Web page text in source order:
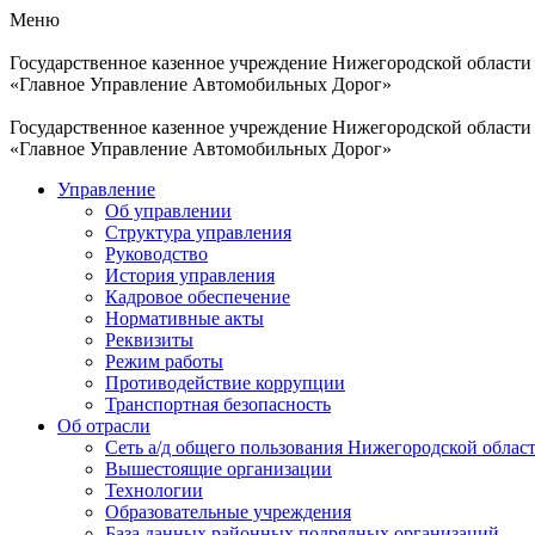
Меню
Государственное казенное учреждение Нижегородской области
«Главное Управление Автомобильных Дорог»
Государственное казенное учреждение Нижегородской области
«Главное Управление Автомобильных Дорог»
Управление
Об управлении
Структура управления
Руководство
История управления
Кадровое обеспечение
Нормативные акты
Реквизиты
Режим работы
Противодействие коррупции
Транспортная безопасность
Об отрасли
Сеть а/д общего пользования Нижегородской
Вышестоящие организации
Технологии
Образовательные учреждения